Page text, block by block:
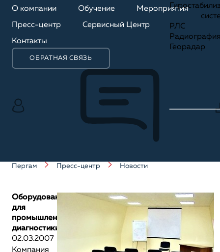
О компании Обучение Мероприятия
Пресс-центр Сервисный Центр
Контакты
ОБРАТНАЯ СВЯЗЬ
РЛС
Георадар
Пергам Пресс-центр Новости
Оборудование
для
промышленной
диагностики
02.03.2007
Компания